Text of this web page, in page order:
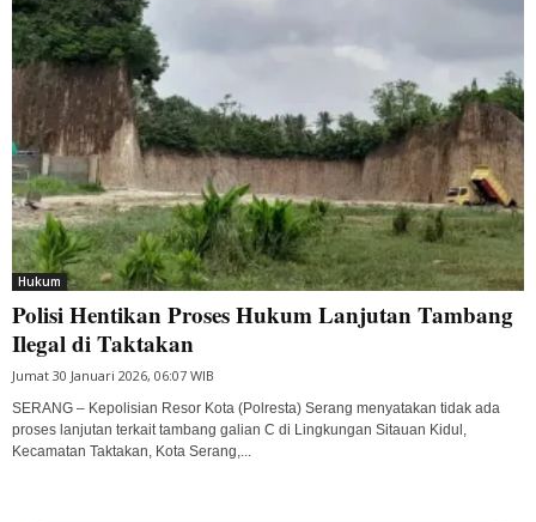
Hukum
Polisi Hentikan Proses Hukum Lanjutan Tambang
Ilegal di Taktakan
Jumat 30 Januari 2026, 06:07 WIB
SERANG – Kepolisian Resor Kota (Polresta) Serang menyatakan tidak ada
proses lanjutan terkait tambang galian C di Lingkungan Sitauan Kidul,
Kecamatan Taktakan, Kota Serang,...